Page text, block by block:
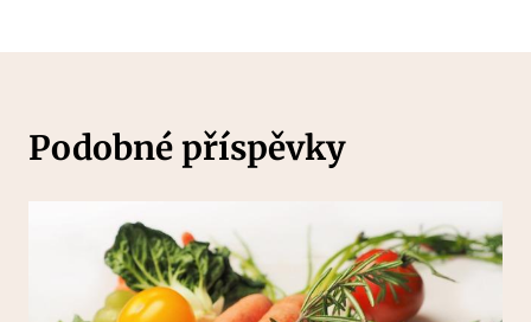
Podobné příspěvky